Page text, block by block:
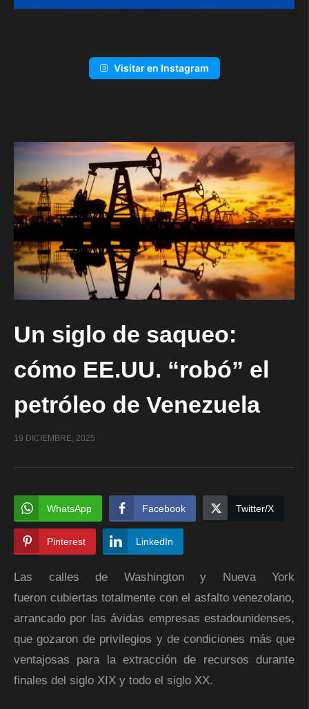
Visitar en Instagram
Un siglo de saqueo:
cómo EE.UU. “robó” el
petróleo de Venezuela
19 DICIEMBRE, 2025
WhatsApp Facebook Twitter/X
Pinterest LinkedIn
Las calles de Washington y Nueva York
fueron cubiertas totalmente con el asfalto venezolano,
arrancado por las ávidas empresas estadounidenses,
que gozaron de privilegios y de condiciones más que
ventajosas para la extracción de recursos durante
finales del siglo XIX y todo el siglo XX.